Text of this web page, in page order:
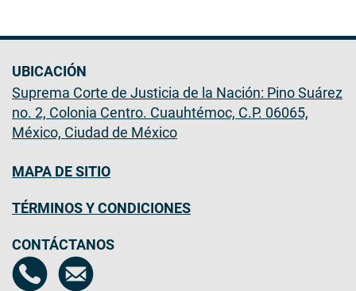
UBICACIÓN
Suprema Corte de Justicia de la Nación: Pino Suárez
no. 2, Colonia Centro. Cuauhtémoc, C.P. 06065,
México, Ciudad de México
MAPA DE SITIO
TÉRMINOS Y CONDICIONES
CONTÁCTANOS